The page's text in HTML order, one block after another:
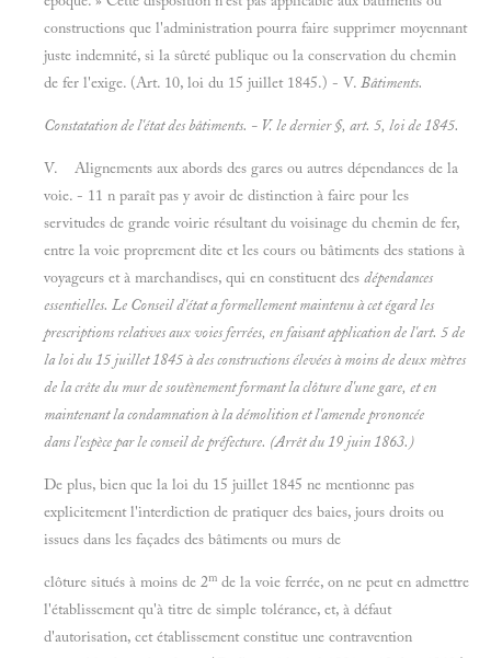
constructions que l'administration pourra faire supprimer moyennant
juste indemnité, si la sûreté publique ou la conservation du chemin
de fer l'exige. (Art. 10, loi du 15 juillet 1845.) - V. Bâtiments.
Constatation de l'état des bâtiments. - V. le dernier §, art. 5, loi de 1845.
V. Alignements aux abords des gares ou autres dépendances de la
voie. - 11 n paraît pas y avoir de distinction à faire pour les
servitudes de grande voirie résultant du voisinage du chemin de fer,
entre la voie proprement dite et les cours ou bâtiments des stations à
voyageurs et à marchandises, qui en constituent des dépendances
essentielles. Le Conseil d'état a formellement maintenu à cet égard les
prescriptions relatives aux voies ferrées, en faisant application de l'art. 5 de
la loi du 15 juillet 1845 à des constructions élevées à moins de deux mètres
de la crête du mur de soutènement formant la clôture d'une gare, et en
maintenant la condamnation à la démolition et l'amende prononcée
dans l'espèce par le conseil de préfecture. (Arrêt du 19 juin 1863.)
De plus, bien que la loi du 15 juillet 1845 ne mentionne pas
explicitement l'interdiction de pratiquer des baies, jours droits ou
issues dans les façades des bâtiments ou murs de
clôture situés à moins de 2m de la voie ferrée, on ne peut en admettre
l'établissement qu'à titre de simple tolérance, et, à défaut
d'autorisation, cet établissement constitue une contravention